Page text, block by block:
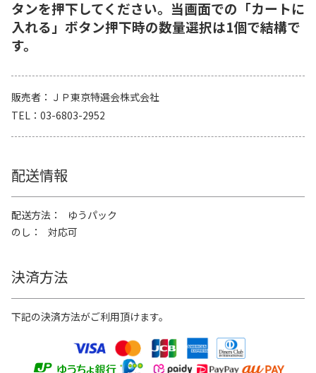
タンを押下してください。当画面での「カートに
入れる」ボタン押下時の数量選択は1個で結構で
す。
販売者
ＪＰ東京特選会株式会社
TEL
03-6803-2952
配送情報
配送方法
ゆうパック
のし
対応可
決済方法
下記の決済方法がご利用頂けます。